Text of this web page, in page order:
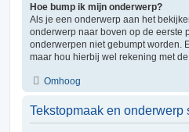
Hoe bump ik mijn onderwerp?
Als je een onderwerp aan het
onderwerp naar boven op de eerste
onderwerpen niet gebumpt worden.
maar hou hierbij wel rekening met
Omhoog
Tekstopmaak en onderwerp